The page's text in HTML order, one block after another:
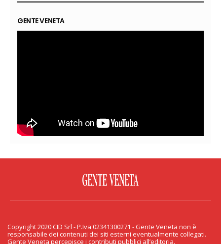
GENTE VENETA
PRIVACY & COOKIE
Copyright 2020 CID Srl - P.Iva 02341300271 - Gente Veneta non è
responsabile dei contenuti dei siti esterni eventualmente collegati.
Gente Veneta percepisce i contributi pubblici all’editoria.